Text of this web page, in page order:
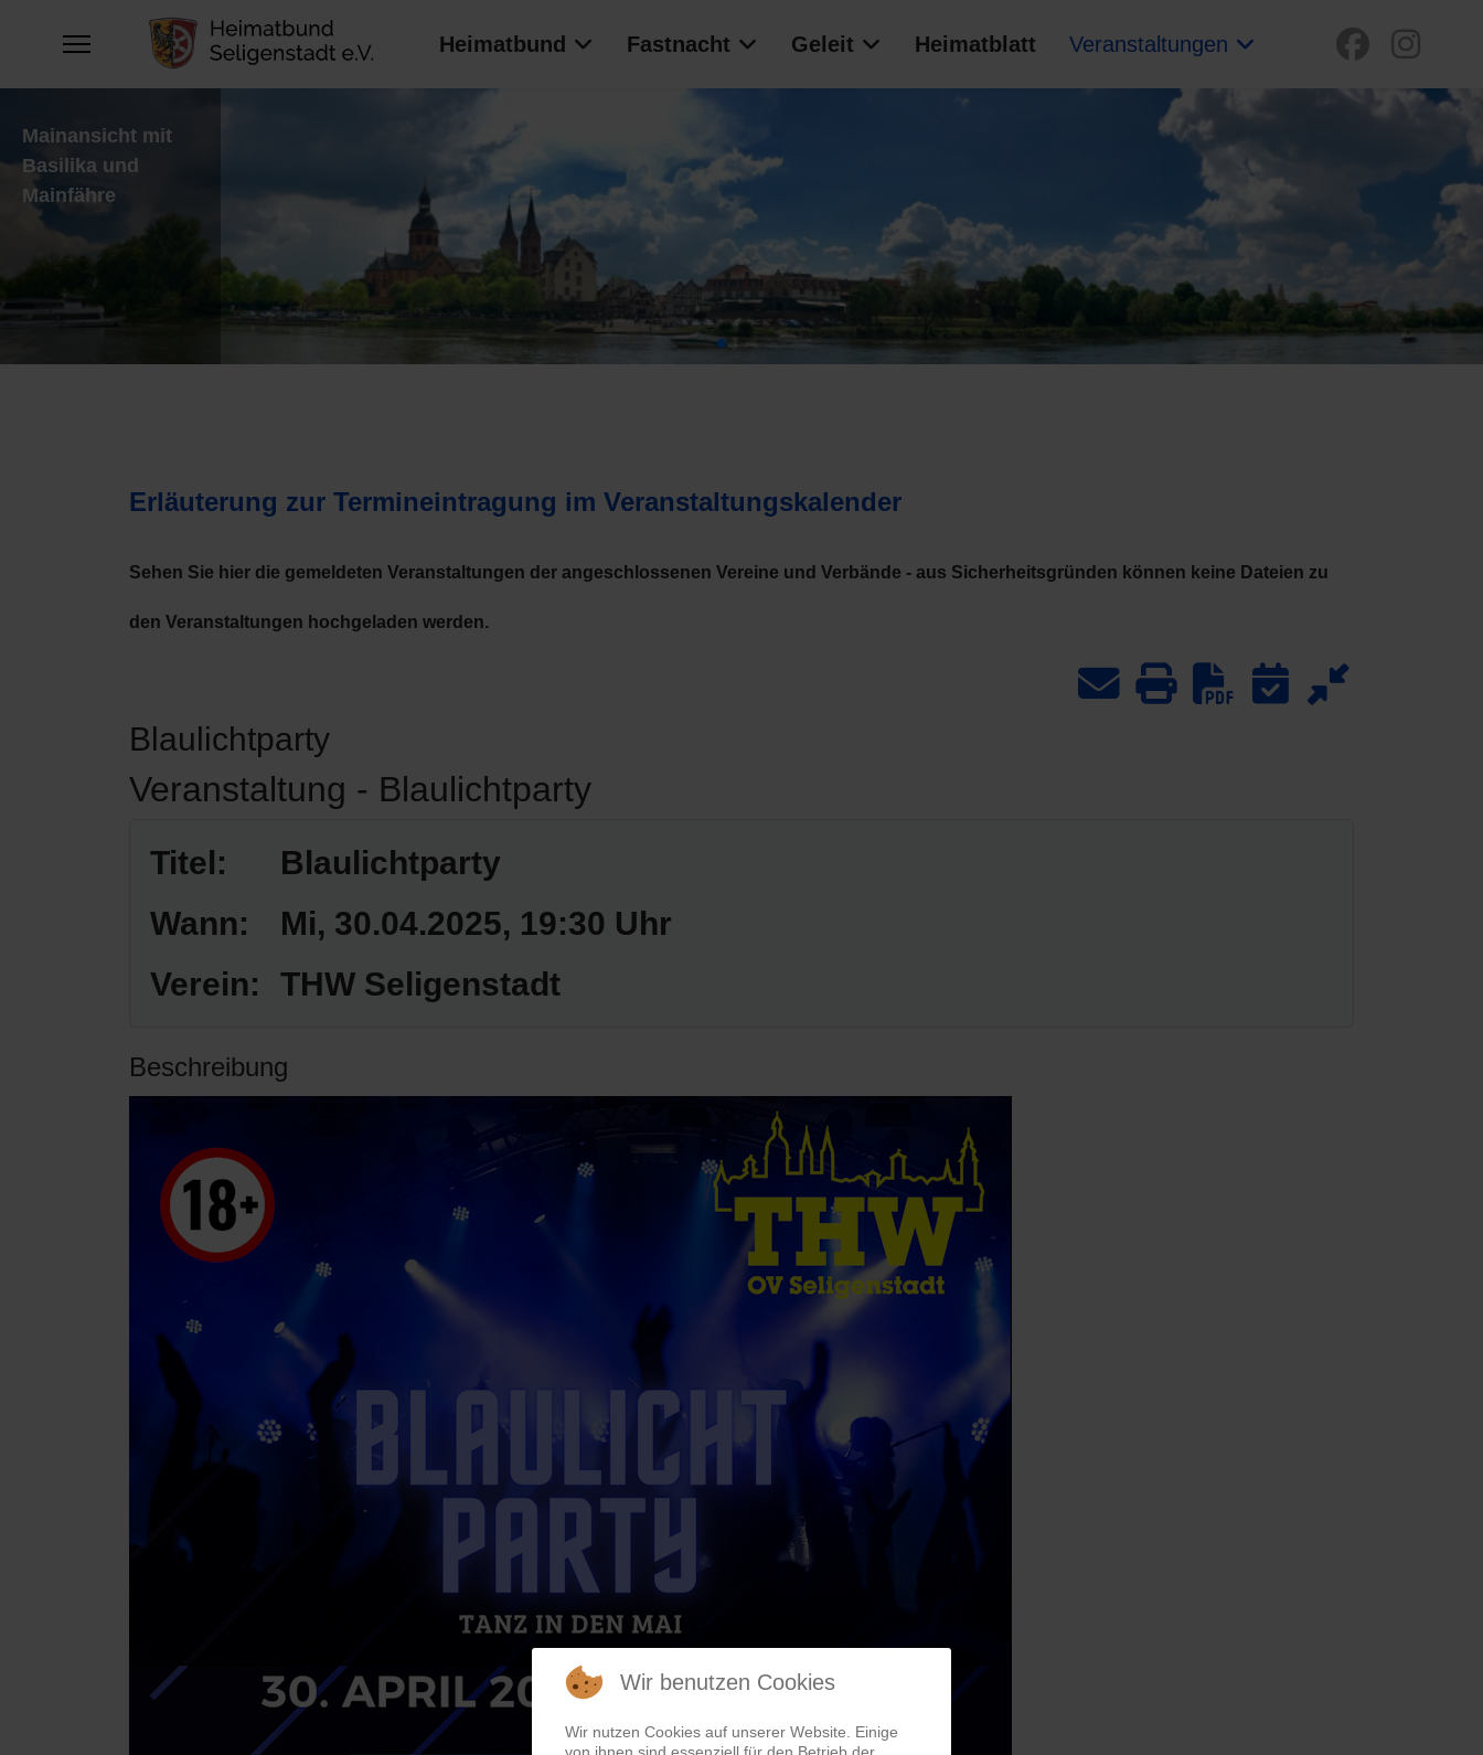
Heimatbund Fastnacht Geleit Heimatblatt Veranstaltungen
Erläuterung zur Termineintragung im Veranstaltungskalender
Sehen Sie hier die gemeldeten Veranstaltungen der angeschlossenen Vereine und Verbände - aus Sicherheitsgründen können keine Dateien zu
den Veranstaltungen hochgeladen werden.
Download PDF
Blaulichtparty
Veranstaltung - Blaulichtparty
Titel:
Blaulichtparty
Wann:
Mi, 30.04.2025, 19:30 Uhr
Verein:
THW Seligenstadt
Beschreibung
Wir benutzen Cookies
Wir nutzen Cookies auf unserer Website. Einige